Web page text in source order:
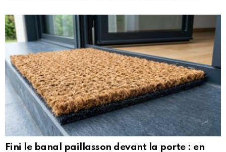
Fini le banal paillasson devant la porte : en